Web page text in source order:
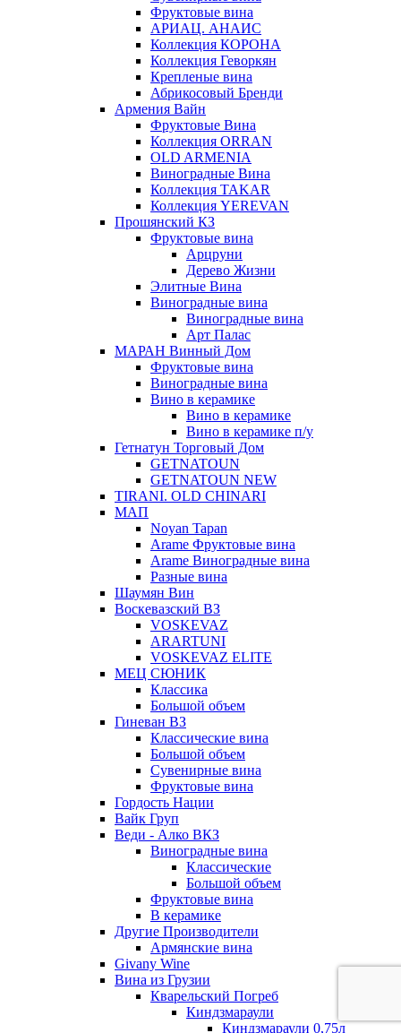
Фруктовые вина
АРИАЦ. АНАИС
Коллекция КОРОНА
Коллекция Геворкян
Крепленые вина
Абрикосовый Бренди
Армения Вайн
Фруктовые Вина
Коллекция ORRAN
OLD ARMENIA
Виноградные Вина
Коллекция TAKAR
Коллекция YEREVAN
Прошянский КЗ
Фруктовые вина
Арцруни
Дерево Жизни
Элитные Вина
Виноградные вина
Виноградные вина
Арт Палас
МАРАН Винный Дом
Фруктовые вина
Виноградные вина
Вино в керамике
Вино в керамике
Вино в керамике п/у
Гетнатун Торговый Дом
GETNATOUN
GETNATOUN NEW
TIRANI. OLD CHINARI
МАП
Noyan Tapan
Arame Фруктовые вина
Arame Виноградные вина
Разные вина
Шаумян Вин
Воскевазский ВЗ
VOSKEVAZ
ARARTUNI
VOSKEVAZ ELITE
МЕЦ СЮНИК
Классика
Большой объем
Гиневан ВЗ
Классические вина
Большой объем
Сувенирные вина
Фруктовые вина
Гордость Нации
Вайк Груп
Веди - Алко ВКЗ
Виноградные вина
Классические
Большой объем
Фруктовые вина
В керамике
Другие Производители
Армянские вина
Givany Wine
Вина из Грузии
Кварельский Погреб
Киндзмараули
Киндзмараули 0,75л